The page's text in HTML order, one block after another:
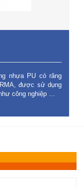
nhựa PU có răng
được sử dụng
công nghiệp …